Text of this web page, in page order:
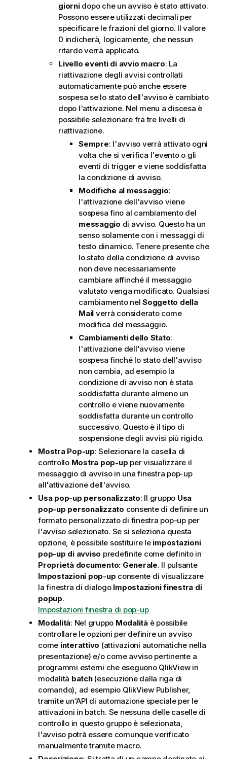
giornidopo che un avviso è stato attivato.
Possono essere utilizzati decimali per
specificare le frazioni del giorno. Il valore
0 indicherà, logicamente, che nessun
ritardo verrà applicato.
Livello eventi di avvio macro: La
riattivazione degli avvisi controllati
automaticamente può anche essere
sospesa se lo stato dell'avviso è cambiato
dopo l'attivazione. Nel menu a discesa è
possibile selezionare fra tre livelli di
riattivazione.
Sempre: l'avviso verrà attivato ogni
volta che si verifica l'evento o gli
eventi di trigger e viene soddisfatta
la condizione di avviso.
Modifiche al messaggio:
l'attivazione dell'avviso viene
sospesa fino al cambiamento del
messaggio di avviso. Questo ha un
senso solamente con i messaggi di
testo dinamico. Tenere presente che
lo stato della condizione di avviso
non deve necessariamente
cambiare affinché il messaggio
valutato venga modificato. Qualsiasi
cambiamento nel Soggetto della
Mail verrà considerato come
modifica del messaggio.
Cambiamenti dello Stato:
l'attivazione dell'avviso viene
sospesa finché lo stato dell'avviso
non cambia, ad esempio la
condizione di avviso non è stata
soddisfatta durante almeno un
controllo e viene nuovamente
soddisfatta durante un controllo
successivo. Questo è il tipo di
sospensione degli avvisi più rigido.
Mostra Pop-up: Selezionare la casella di
controllo Mostra pop-up per visualizzare il
messaggio di avviso in una finestra pop-up
all'attivazione dell'avviso.
Usa pop-up personalizzato: Il gruppo Usa
pop-up personalizzato consente di definire un
formato personalizzato di finestra pop-up per
l'avviso selezionato. Se si seleziona questa
opzione, è possibile sostituire le impostazioni
pop-up di avviso predefinite come definito in
Proprietà documento: Generale. Il pulsante
Impostazioni pop-up consente di visualizzare
la finestra di dialogo Impostazioni finestra di
popup.
Impostazioni finestra di pop-up
Modalità: Nel gruppo Modalitàè possibile
controllare le opzioni per definire un avviso
come interattivo (attivazioni automatiche nella
presentazione) e/o come avviso pertinente a
programmi esterni che eseguono QlikView in
modalità batch(esecuzione dalla riga di
comando), ad esempio QlikView Publisher,
tramite un'API di automazione speciale per le
attivazioni in batch. Se nessuna delle caselle di
controllo in questo gruppo è selezionata,
l'avviso potrà essere comunque verificato
manualmente tramite macro.